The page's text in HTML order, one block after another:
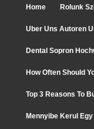
Home Rolunk
Uber Uns Autoren
Dental Sopron
How Often Should
Top 3 Reasons To
Mennyibe Kerul